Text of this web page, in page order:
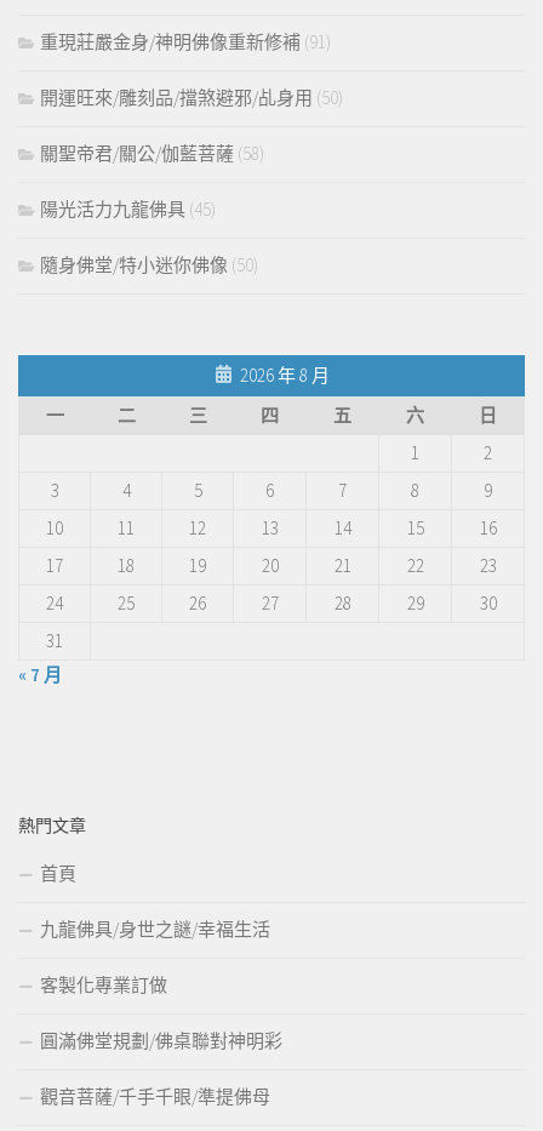
重現莊嚴金身/神明佛像重新修補 (91)
開運旺來/雕刻品/擋煞避邪/乩身用 (50)
關聖帝君/關公/伽藍菩薩 (58)
陽光活力九龍佛具 (45)
隨身佛堂/特小迷你佛像 (50)
2026 年 8 月
一
二 三 四 五 六
日
1
2
3
4 5 6 7 8
9
10
11 12 13 14 15
16
17
18 19 20 21 22
23
24
25 26 27 28 29
30
31
« 7 月
熱門文章
首頁
九龍佛具/身世之謎/幸福生活
客製化專業訂做
圓滿佛堂規劃/佛桌聯對神明彩
觀音菩薩/千手千眼/準提佛母